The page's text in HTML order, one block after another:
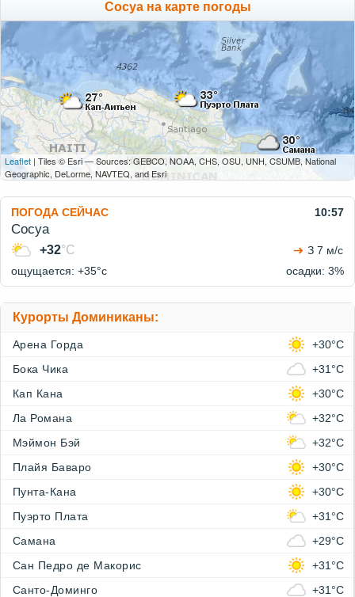
Сосуа на карте погоды
Leaflet | Tiles © Esri — Sources: GEBCO, NOAA, CHS, OSU, UNH, CSUMB, National
Geographic, DeLorme, NAVTEQ, and Esri
ПОГОДА СЕЙЧАС 10:57
Сосуа
+32°C
З 7 м/с
ощущается: +35°c
осадки: 3%
Курорты Доминиканы:
Арена Горда
+30°C
Бока Чика
+31°C
Кап Кана
+30°C
Ла Романа
+32°C
Мэймон Бэй
+32°C
Плайя Баваро
+30°C
Пунта-Кана
+30°C
Пуэрто Плата
+31°C
Самана
+29°C
Сан Педро де Макорис
+31°C
Санто-Доминго
+31°C